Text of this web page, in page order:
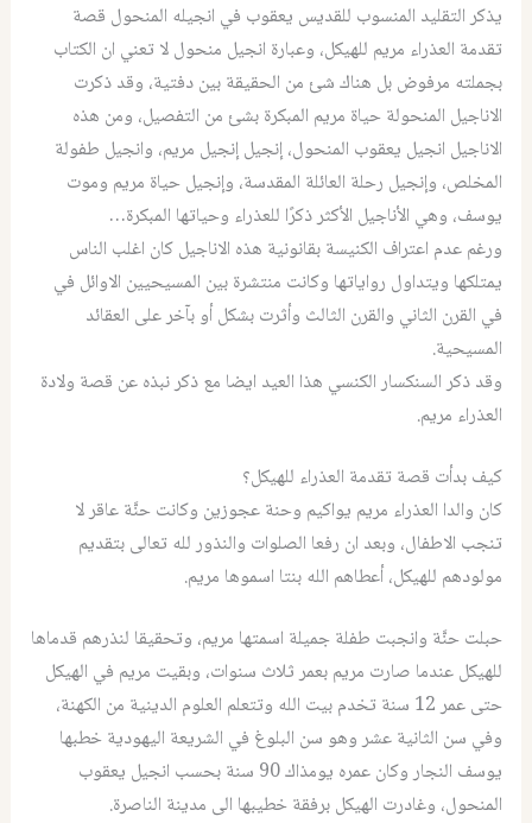
يذكر التقليد المنسوب للقديس يعقوب في انجيله المنحول قصة
تقدمة العذراء مريم للهيكل، وعبارة انجيل منحول لا تعني ان الكتاب
بجملته مرفوض بل هناك شئ من الحقيقة بين دفتية، وقد ذكرت
الاناجيل المنحولة حياة مريم المبكرة بشئ من التفصيل، ومن هذه
الاناجيل انجيل يعقوب المنحول، إنجيل إنجيل مريم، وانجيل طفولة
المخلص، وإنجيل رحلة العائلة المقدسة، وإنجيل حياة مريم وموت
يوسف، وهي الأناجيل الأكثر ذكرًا للعذراء وحياتها المبكرة…
ورغم عدم اعتراف الكنيسة بقانونية هذه الاناجيل كان اغلب الناس
يمتلكها ويتداول رواياتها وكانت منتشرة بين المسيحيين الاوائل في
في القرن الثاني والقرن الثالث وأثرت بشكل أو بآخر على العقائد
المسيحية.
وقد ذكر السنكسار الكنسي هذا العيد ايضا مع ذكر نبذه عن قصة ولادة
العذراء مريم.
كيف بدأت قصة تقدمة العذراء للهيكل؟
كان والدا العذراء مريم يواكيم وحنة عجوزين وكانت حنَّة عاقر لا
تنجب الاطفال، وبعد ان رفعا الصلوات والنذور لله تعالى بتقديم
مولودهم للهيكل، أعطاهم الله بنتا اسموها مريم.
حبلت حنَّة وانجبت طفلة جميلة اسمتها مريم، وتحقيقا لنذرهم قدماها
للهيكل عندما صارت مريم بعمر ثلاث سنوات، وبقيت مريم في الهيكل
حتى عمر 12 سنة تخدم بيت الله وتتعلم العلوم الدينية من الكهنة،
وفي سن الثانية عشر وهو سن البلوغ في الشريعة اليهودية خطبها
يوسف النجار وكان عمره يومذاك 90 سنة بحسب انجيل يعقوب
المنحول، وغادرت الهيكل برفقة خطيبها الى مدينة الناصرة.